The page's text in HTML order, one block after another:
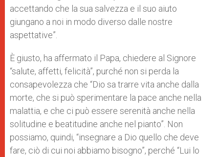
accettando che la sua salvezza e il suo aiuto
giungano a noi in modo diverso dalle nostre
aspettative”.
È giusto, ha affermato il Papa, chiedere al Signore
“salute, affetti, felicità”, purché non si perda la
consapevolezza che “Dio sa trarre vita anche dalla
morte, che si può sperimentare la pace anche nella
malattia, e che ci può essere serenità anche nella
solitudine e beatitudine anche nel pianto”. Non
possiamo, quindi, “insegnare a Dio quello che deve
fare, ciò di cui noi abbiamo bisogno”, perché “Lui lo